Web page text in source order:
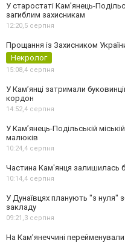
У старостаті Кам’янець-
загиблим захисникам
12:20,5 серпня
Прощання із Захисником
Некролог
15:08,4 серпня
У Кам’янці затримали
кордон
14:52,4 серпня
У Кам’янець-Подільській
малюків
10:24,4 серпня
Частина Кам'янця залишилась
10:14,4 серпня
У Дунаївцях планують "з нуля"
закладу
09:21,3 серпня
На Камʼянеччині